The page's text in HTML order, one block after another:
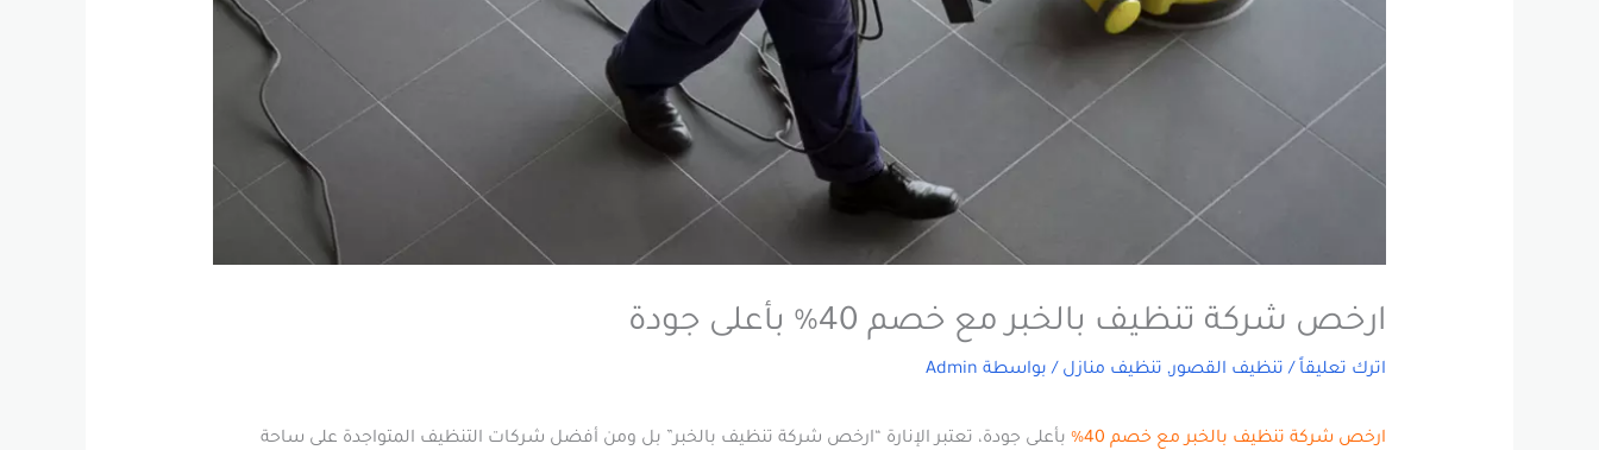
ارخص شركة تنظيف بالخبر مع خصم 40% بأعلى جودة
اترك تعليقاً / تنظيف القصور, تنظيف منازل / بواسطة Admin
ارخص شركة تنظيف بالخبر مع خصم 40%
بأعلى جودة، تعتبر الإنارة “ارخص شركة تنظيف بالخبر” بل ومن أفضل شركات التنظيف المتواجدة على ساحة